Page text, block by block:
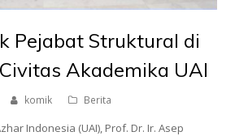
Pejabat Struktural di
Akademika UAI
komik Berita
Indonesia (UAI), Prof. Dr. Ir. Asep